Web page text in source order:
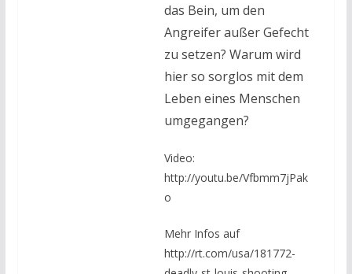
das Bein, um den
Angreifer außer Gefecht
zu setzen? Warum wird
hier so sorglos mit dem
Leben eines Menschen
umgegangen?
Video:
http://youtu.be/Vfbmm7jPak
o
Mehr Infos auf
http://rt.com/usa/181772-